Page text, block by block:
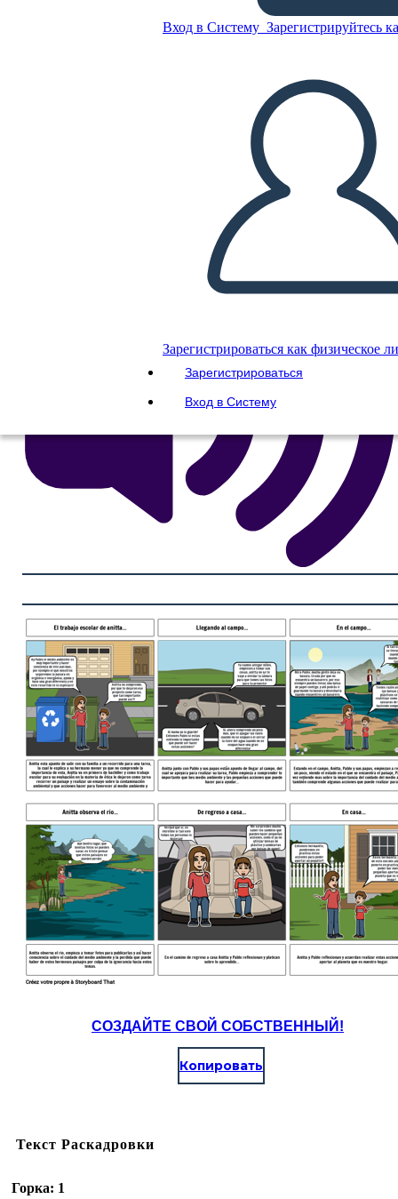
Вход в Систему Зарегистрируйтесь
Зарегистрироваться как физическое
Зарегистрироваться
Вход в Систему
emi
Скопируйте эту раскадровку
СОЗДАТЬ РАСКАДРОВКУ
ВОСПРОИЗВЕСТИ СЛАЙД-ШОУ
ПОЧИТАЙ МНЕ
СОЗДАЙТЕ СВОЙ СОБСТВЕННЫЙ!
Копировать
Текст Раскадровки
Горка: 1